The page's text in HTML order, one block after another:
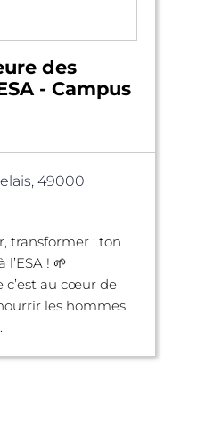
des
- Campus
49000
transformer : ton
! 🌱
c’est au cœur de
les hommes,